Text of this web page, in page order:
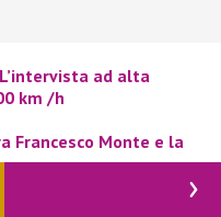
ad alta
km /h
Francesco Monte e la